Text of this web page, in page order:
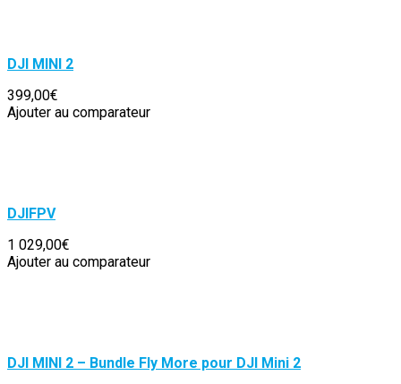
DJI MINI 2
399,00€
Ajouter au comparateur
DJIFPV
1 029,00€
Ajouter au comparateur
DJI MINI 2 – Bundle Fly More pour DJI Mini 2